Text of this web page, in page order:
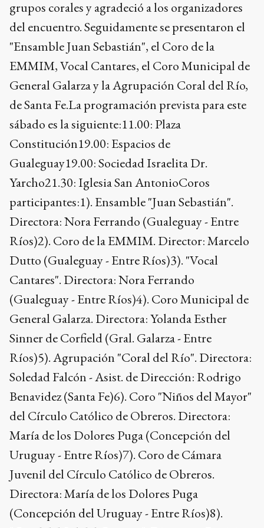
grupos corales y agradeció a los organizadores
del encuentro. Seguidamente se presentaron el
"Ensamble Juan Sebastián", el Coro de la
EMMIM, Vocal Cantares, el Coro Municipal de
General Galarza y la Agrupación Coral del Río,
de Santa Fe.La programación prevista para este
sábado es la siguiente:11.00: Plaza
Constitución19.00: Espacios de
Gualeguay19.00: Sociedad Israelita Dr.
Yarcho21.30: Iglesia San AntonioCoros
participantes:1). Ensamble "Juan Sebastián".
Directora: Nora Ferrando (Gualeguay - Entre
Ríos)2). Coro de la EMMIM. Director: Marcelo
Dutto (Gualeguay - Entre Ríos)3). "Vocal
Cantares". Directora: Nora Ferrando
(Gualeguay - Entre Ríos)4). Coro Municipal de
General Galarza. Directora: Yolanda Esther
Sinner de Corfield (Gral. Galarza - Entre
Ríos)5). Agrupación "Coral del Río". Directora:
Soledad Falcón - Asist. de Dirección: Rodrigo
Benavidez (Santa Fe)6). Coro "Niños del Mayor"
del Círculo Católico de Obreros. Directora:
María de los Dolores Puga (Concepción del
Uruguay - Entre Ríos)7). Coro de Cámara
Juvenil del Círculo Católico de Obreros.
Directora: María de los Dolores Puga
(Concepción del Uruguay - Entre Ríos)8).